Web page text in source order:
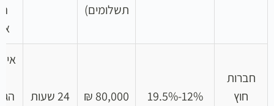
תשלומים)
חברות
חוץ
12%-19.5%
80,000 ₪ 24 שעות